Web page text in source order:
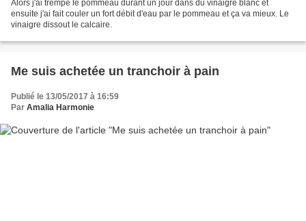
Alors j'ai trempé le pommeau durant un jour dans du vinaigre blanc et
ensuite j'ai fait couler un fort débit d'eau par le pommeau et ça va mieux. Le
vinaigre dissout le calcaire.
Me suis achetée un tranchoir à pain
Publié le 13/05/2017 à 16:59
Par Amalia Harmonie